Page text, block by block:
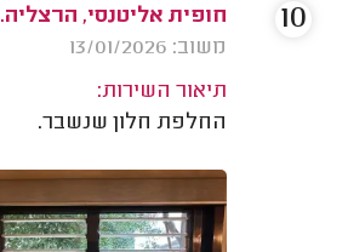
חופית אליטנסי, הרצליה.
משוב: 13/01/2026
תיאור השירות:
החלפת חלון שנשבר.
10